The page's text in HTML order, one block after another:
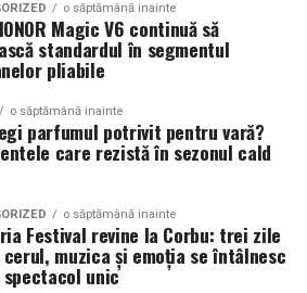
o săptămână inainte
Magic V6 continuă să
standardul în segmentul
pliabile
o săptămână inainte
parfumul potrivit pentru vară?
care rezistă în sezonul cald
o săptămână inainte
Festival revine la Corbu: trei zile
muzica și emoția se întâlnesc
unic